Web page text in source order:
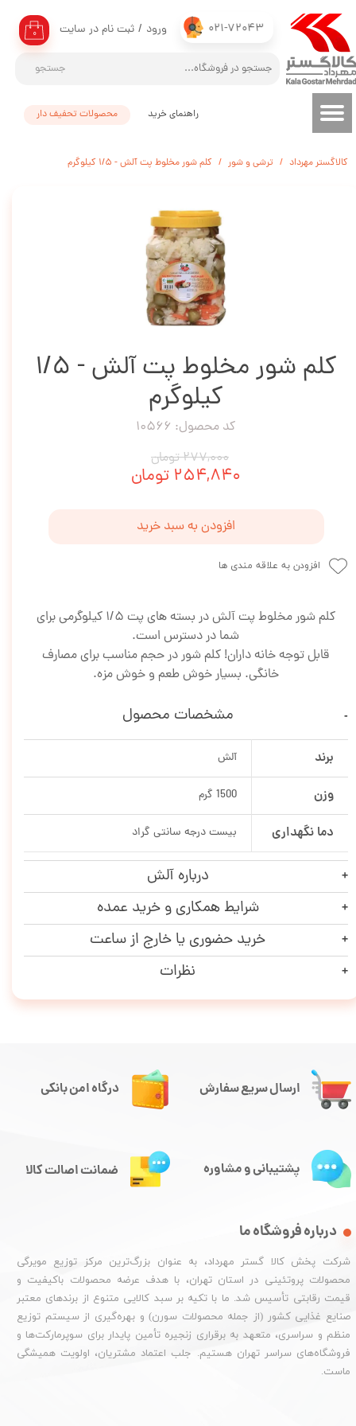
021-72043
جستجو
۰ ورود / ثبت نام در سایت
حساب کاربری من
تغییر گذر واژه
سفارشات
محصولات تحفیف دار راهنمای خرید
کالاگستر مهرداد ترشی و شور کلم شور مخلوط پت آلش - 1/5 کیلوگرم
کلم شور مخلوط پت آلش - 1/5
کیلوگرم
کد محصول: 10566
۲۷۷,۰۰۰ تومان
۲۵۴,۸۴۰ تومان
افزودن به سبد خرید
افزودن به علاقه مندی ها
کلم شور مخلوط پت آلش در بسته های پت 1/5 کیلوگرمی برای
شما در دسترس است.
قابل توجه خانه داران! کلم شور در حجم مناسب برای مصارف
خانگی. بسیار خوش طعم و خوش مزه.
مشخصات محصول
برند آلش
وزن 1500 گرم
دما نگهداری بیست درجه سانتی گراد
درباره آلش
شرایط همکاری و خرید عمده
خرید حضوری یا خارج از ساعت
نظرات
ارسال سریع سفارش
درباره فروشگاه ما
شرکت پخش کالا گستر مهرداد، به عنوان بزرگ‌ترین مرکز توزیع مویرگی
محصولات پروتئینی در استان تهران، با هدف عرضه محصولات باکیفیت و
قیمت رقابتی تأسیس شد. ما با تکیه بر سبد کالایی متنوع از برندهای معتبر
صنایع غذایی کشور (از جمله محصولات سورن) و بهره‌گیری از سیستم توزیع
منظم و سراسری، متعهد به برقراری زنجیره تأمین پایدار برای سوپرمارکت‌ها و
فروشگاه‌های سراسر تهران هستیم. جلب اعتماد مشتریان، اولویت همیشگی
ماست.
درگاه امن بانکی
پشتیبانی و مشاوره ضمانت اصالت کالا